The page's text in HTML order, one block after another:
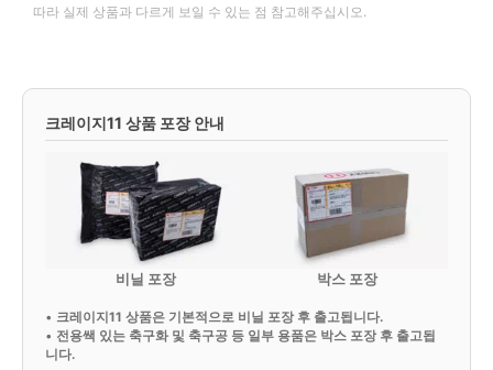
따라 실제 상품과 다르게 보일 수 있는 점 참고해주십시오.
크레이지11 상품 포장 안내
비닐 포장 박스 포장
• 크레이지11 상품은 기본적으로 비닐 포장 후 출고됩니다.
• 전용쌕 있는 축구화 및 축구공 등 일부 용품은 박스 포장 후 출고됩
니다.